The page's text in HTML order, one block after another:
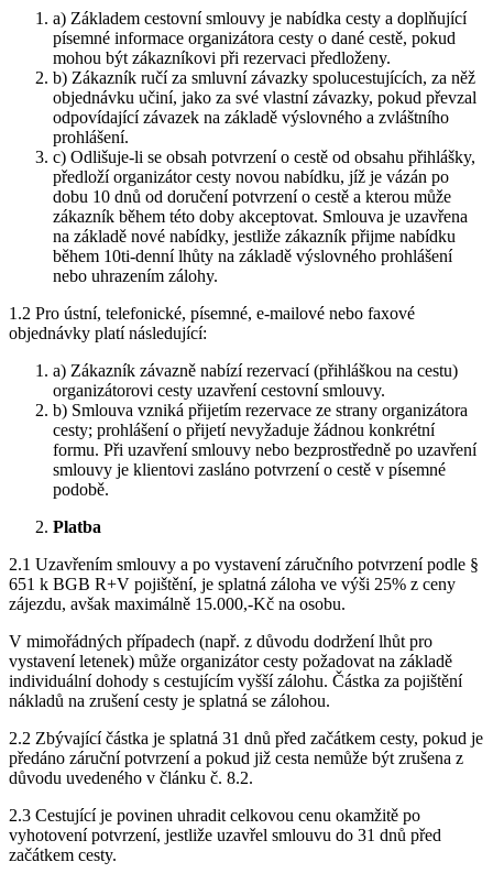
a) Základem cestovní smlouvy je nabídka cesty a doplňující
písemné informace organizátora cesty o dané cestě, pokud
mohou být zákazníkovi při rezervaci předloženy.
b) Zákazník ručí za smluvní závazky spolucestujících, za něž
objednávku učiní, jako za své vlastní závazky, pokud převzal
odpovídající závazek na základě výslovného a zvláštního
prohlášení.
c) Odlišuje-li se obsah potvrzení o cestě od obsahu přihlášky,
předloží organizátor cesty novou nabídku, jíž je vázán po
dobu 10 dnů od doručení potvrzení o cestě a kterou může
zákazník během této doby akceptovat. Smlouva je uzavřena
na základě nové nabídky, jestliže zákazník přijme nabídku
během 10ti-denní lhůty na základě výslovného prohlášení
nebo uhrazením zálohy.
1.2 Pro ústní, telefonické, písemné, e-mailové nebo faxové
objednávky platí následující:
a) Zákazník závazně nabízí rezervací (přihláškou na cestu)
organizátorovi cesty uzavření cestovní smlouvy.
b) Smlouva vzniká přijetím rezervace ze strany organizátora
cesty; prohlášení o přijetí nevyžaduje žádnou konkrétní
formu. Při uzavření smlouvy nebo bezprostředně po uzavření
smlouvy je klientovi zasláno potvrzení o cestě v písemné
podobě.
Platba
2.1 Uzavřením smlouvy a po vystavení záručního potvrzení podle §
651 k BGB R+V pojištění, je splatná záloha ve výši 25% z ceny
zájezdu, avšak maximálně 15.000,-Kč na osobu.
V mimořádných případech (např. z důvodu dodržení lhůt pro
vystavení letenek) může organizátor cesty požadovat na základě
individuální dohody s cestujícím vyšší zálohu. Částka za pojištění
nákladů na zrušení cesty je splatná se zálohou.
2.2 Zbývající částka je splatná 31 dnů před začátkem cesty, pokud je
předáno záruční potvrzení a pokud již cesta nemůže být zrušena z
důvodu uvedeného v článku č. 8.2.
2.3 Cestující je povinen uhradit celkovou cenu okamžitě po
vyhotovení potvrzení, jestliže uzavřel smlouvu do 31 dnů před
začátkem cesty.